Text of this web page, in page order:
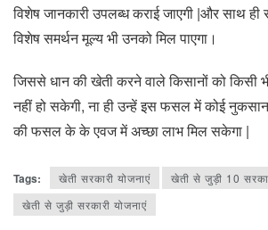
विशेष जानकारी उपलब्ध कराई जाएगी |और साथ
विशेष समर्थन मूल्य भी उनको मिल पाएगा।
जिससे धान की खेती करने वाले किसानों को किसी
नहीं हो सकेगी, ना ही उन्हें इस फसल में कोई
की फसल के के एवज में अच्छा लाभ मिल सकेगा |
Tags: खेती सरकारी योजनाएं
खेती से जुड़ी 10
खेती से जुड़ी सरकारी योजनाएं